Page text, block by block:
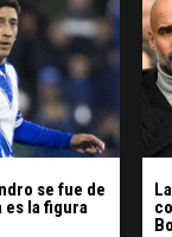
se fue de
es la figura